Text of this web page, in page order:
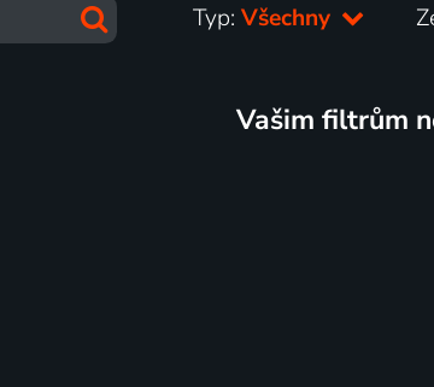
Typ:Všechny
Vašim filtrům